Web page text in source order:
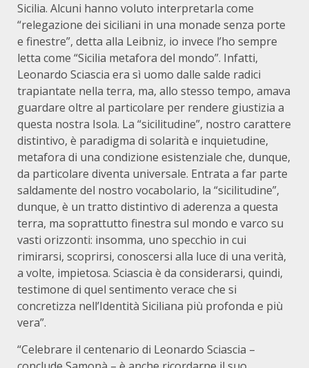
Sicilia. Alcuni hanno voluto interpretarla come
“relegazione dei siciliani in una monade senza porte
e finestre”, detta alla Leibniz, io invece l’ho sempre
letta come “Sicilia metafora del mondo”. Infatti,
Leonardo Sciascia era sì uomo dalle salde radici
trapiantate nella terra, ma, allo stesso tempo, amava
guardare oltre al particolare per rendere giustizia a
questa nostra Isola. La “sicilitudine”, nostro carattere
distintivo, è paradigma di solarità e inquietudine,
metafora di una condizione esistenziale che, dunque,
da particolare diventa universale. Entrata a far parte
saldamente del nostro vocabolario, la “sicilitudine”,
dunque, è un tratto distintivo di aderenza a questa
terra, ma soprattutto finestra sul mondo e varco su
vasti orizzonti: insomma, uno specchio in cui
rimirarsi, scoprirsi, conoscersi alla luce di una verità,
a volte, impietosa. Sciascia è da considerarsi, quindi,
testimone di quel sentimento verace che si
concretizza nell’Identità Siciliana più profonda e più
vera”.
“Celebrare il centenario di Leonardo Sciascia –